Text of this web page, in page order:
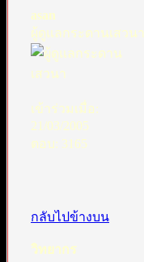
asan
ผู้ดูแลกระดานเสวนา
เข้าร่วมเมื่อ:
21/03/2005
ตอบ: 3165
กลับไปข้างบน
วิทยากร